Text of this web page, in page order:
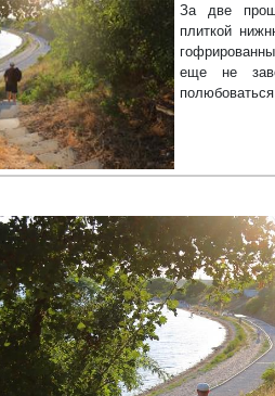
За две
плиткой
еще не